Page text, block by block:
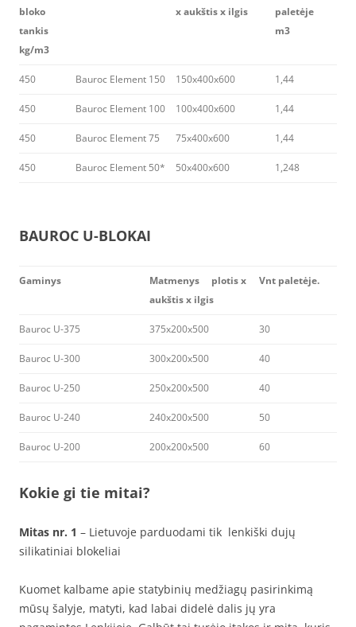
bloko
tankis
kg/m3
x aukštis x ilgis
paletėje
m3
450 Bauroc Element 150 150x400x600 1,44
450 Bauroc Element 100 100x400x600 1,44
450 Bauroc Element 75 75x400x600 1,44
450 Bauroc Element 50* 50x400x600 1,248
BAUROC U-BLOKAI
Gaminys
Matmenys plotis x
aukštis x ilgis
Vnt paletėje.
Bauroc U-375 375x200x500 30
Bauroc U-300 300x200x500 40
Bauroc U-250 250x200x500 40
Bauroc U-240 240x200x500 50
Bauroc U-200 200x200x500 60
Kokie gi tie mitai?
Mitas nr. 1 – Lietuvoje parduodami tik lenkiški dujų
silikatiniai blokeliai
Kuomet kalbame apie statybinių medžiagų pasirinkimą
mūsų šalyje, matyti, kad labai didelė dalis jų yra